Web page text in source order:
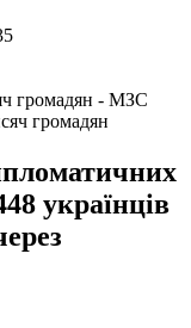
громадян
українців